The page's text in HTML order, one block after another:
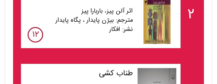
۲
اثر آلن پیز، باربارا پیز
مترجم: بیژن پایدار ، پگاه پایدار
نشر: افکار
۱۲
طناب کشی